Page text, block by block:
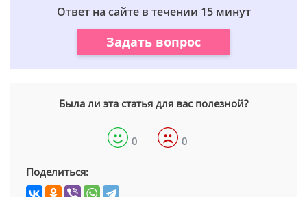
Ответ на сайте в течении 15 минут
Задать вопрос
Была ли эта статья для вас полезной?
0 0
Поделиться: